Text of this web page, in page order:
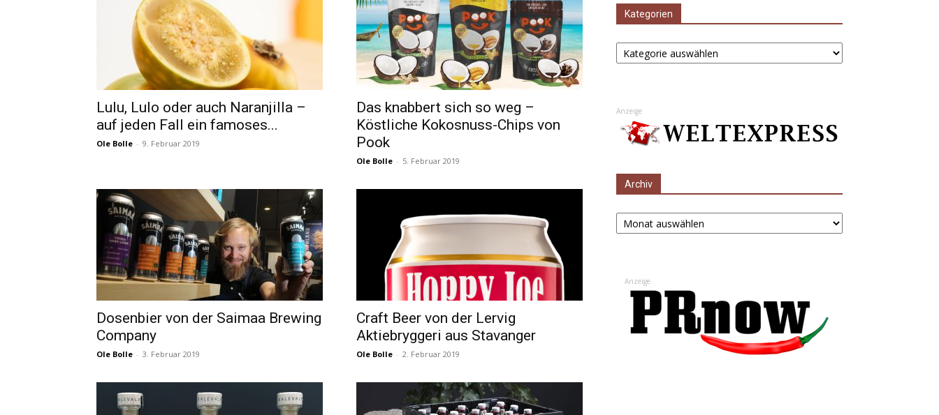
Lulu, Lulo oder auch Naranjilla –
auf jeden Fall ein famoses...
Ole Bolle - 9. Februar 2019
Das knabbert sich so weg –
Köstliche Kokosnuss-Chips von
Pook
Ole Bolle - 5. Februar 2019
Dosenbier von der Saimaa Brewing
Company
Ole Bolle - 3. Februar 2019
Craft Beer von der Lervig
Aktiebryggeri aus Stavanger
Ole Bolle - 2. Februar 2019
Kategorien
Kategorien
Anzeige
Archiv
Archiv
Anzeige